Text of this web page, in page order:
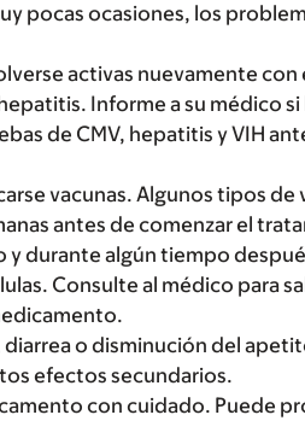
pocas ocasiones, los
activas nuevamente
Informe a su médico
de CMV, hepatitis y VIH
vacunas. Algunos tipos de
antes de comenzar el
durante algún tiempo
Consulte al médico para
o disminución del
efectos secundarios.
con cuidado. Puede